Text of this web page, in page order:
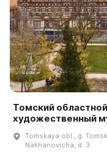
Томский областной
художественный
Tomskaya obl., g.
Nakhanovicha, d. 3